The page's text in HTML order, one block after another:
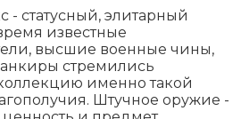
- статусный, элитарный
известные
высшие военные чины,
стремились
именно такой
Штучное оружие -